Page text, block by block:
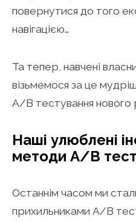
повернутися до того
навігацією…
Та тепер, навчені
візьмемося за це
A/B тестування нового
Наші улюблені
методи A/B
Останнім часом ми
прихильниками A/B